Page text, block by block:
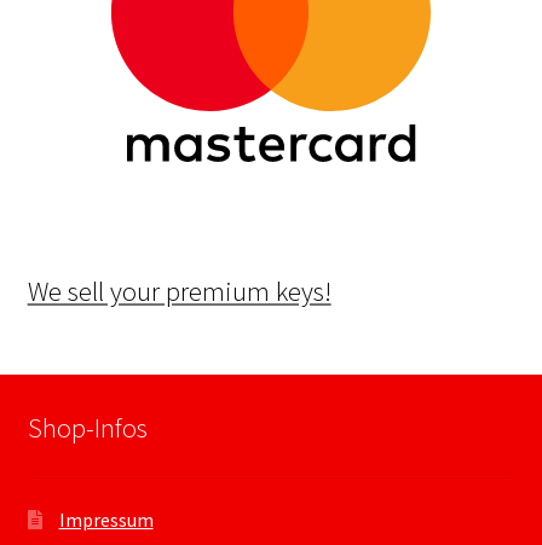
We sell your premium keys!
Shop-Infos
Impressum